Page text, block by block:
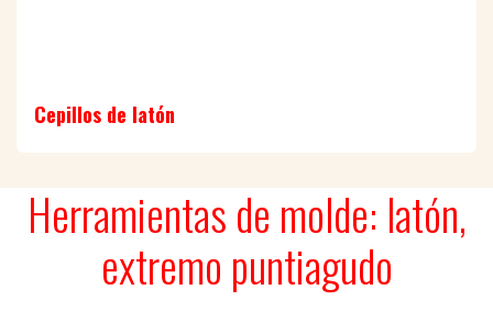
Cepillos de latón
Herramientas de molde: latón,
extremo puntiagudo